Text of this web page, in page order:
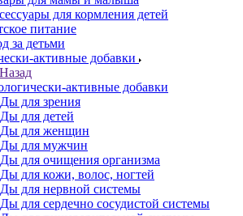
для кормления детей
питание
за детьми
активные добавки
Назад
активные добавки
для зрения
для детей
для женщин
для мужчин
для очищения организма
для кожи, волос, ногтей
для нервной системы
для сердечно сосудистой системы